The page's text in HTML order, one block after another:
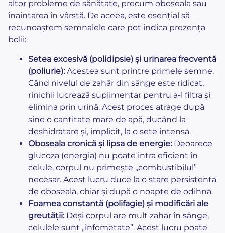
altor probleme de sănătate, precum oboseala sau
înaintarea în vârstă. De aceea, este esențial să
recunoaștem semnalele care pot indica prezența
bolii:
Setea excesivă (polidipsie) și urinarea frecventă
(poliurie):Acestea sunt printre primele semne.
Când nivelul de zahăr din sânge este ridicat,
rinichii lucrează suplimentar pentru a-l filtra și
elimina prin urină. Acest proces atrage după
sine o cantitate mare de apă, ducând la
deshidratare și, implicit, la o sete intensă.
Oboseala cronică și lipsa de energie:Deoarece
glucoza (energia) nu poate intra eficient în
celule, corpul nu primește „combustibilul”
necesar. Acest lucru duce la o stare persistentă
de oboseală, chiar și după o noapte de odihnă.
Foamea constantă (polifagie) și modificări ale
greutății:Deși corpul are mult zahăr în sânge,
celulele sunt „înfometate”. Acest lucru poate